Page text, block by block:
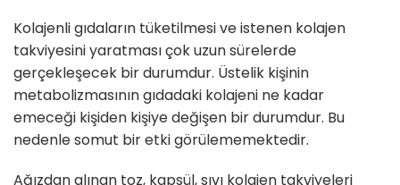
Kolajenli gıdaların tüketilmesi ve istenen kolajen
takviyesini yaratması çok uzun sürelerde
gerçekleşecek bir durumdur. Üstelik kişinin
metabolizmasının gıdadaki kolajeni ne kadar
emeceği kişiden kişiye değişen bir durumdur. Bu
nedenle somut bir etki görülememektedir.
Ağızdan alınan toz, kapsül, sıvı kolajen takviyeleri